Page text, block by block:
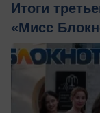
Итоги
«Мисс